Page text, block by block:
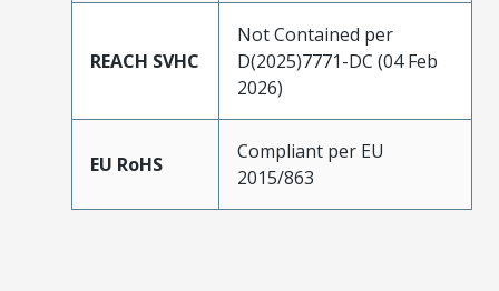
REACH SVHC
Not Contained per
D(2025)7771-DC (04 Feb
2026)
EU RoHS
Compliant per EU
2015/863